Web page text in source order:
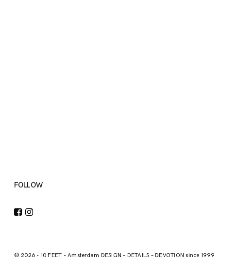
FOLLOW
© 2026 - 10 FEET -Amsterdam DESIGN – DETAILS – DEVOTION since 1999